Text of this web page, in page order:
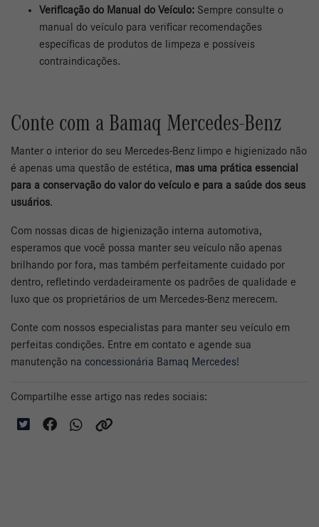
Verificação do Manual do Veículo: Sempre consulte o
manual do veículo para verificar recomendações
específicas de produtos de limpeza e possíveis
contraindicações.
Conte com a Bamaq Mercedes-Benz
Manter o interior do seu Mercedes-Benz limpo e higienizado não
é apenas uma questão de estética, mas uma prática essencial
para a conservação do valor do veículo e para a saúde dos seus
usuários.
Com nossas dicas de higienização interna automotiva,
esperamos que você possa manter seu veículo não apenas
brilhando por fora, mas também perfeitamente cuidado por
dentro, refletindo verdadeiramente os padrões de qualidade e
luxo que os proprietários de um Mercedes-Benz merecem.
Conte com nossos especialistas para manter seu veículo em
perfeitas condições. Entre em contato e agende sua
manutenção na concessionária Bamaq Mercedes!
Compartilhe esse artigo nas redes sociais: